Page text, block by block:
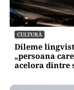
CULTURĂ
Dileme
„persoana
acelora dintre